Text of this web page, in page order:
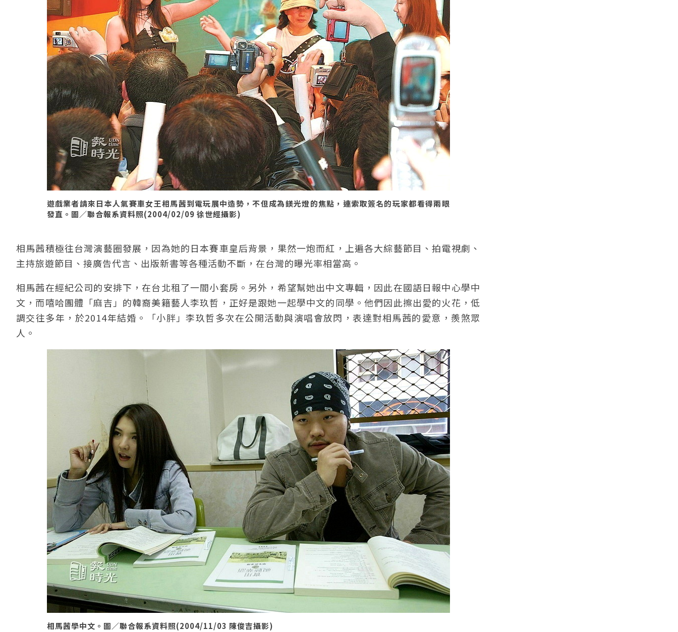
遊戲業者請來日本人氣賽車女王相馬茜到電玩展中造勢，不但成為鎂光燈的焦點，連索取簽名的玩家都看得兩眼
發直。圖／聯合報系資料照(2004/02/09 徐世經攝影)
相馬茜積極往台灣演藝圈發展，因為她的日本賽車皇后背景，果然一炮而紅，上遍各大綜藝節目、拍電視劇、
主持旅遊節目、接廣告代言、出版新書等各種活動不斷，在台灣的曝光率相當高。
相馬茜在經紀公司的安排下，在台北租了一間小套房。另外，希望幫她出中文專輯，因此在國語日報中心學中
文，而嘻哈團體「麻吉」的韓裔美籍藝人李玖哲，正好是跟她一起學中文的同學。他們因此擦出愛的火花，低
調交往多年，於2014年結婚。「小胖」李玖哲多次在公開活動與演唱會放閃，表達對相馬茜的愛意，羨煞眾
人。
相馬茜學中文。圖／聯合報系資料照(2004/11/03 陳俊吉攝影)